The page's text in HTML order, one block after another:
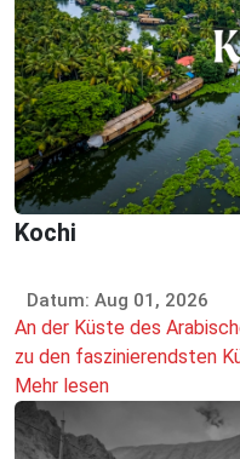
Kochi
Datum: Aug 01, 2026
An der Küste des
zu den faszinierendsten
Mehr lesen